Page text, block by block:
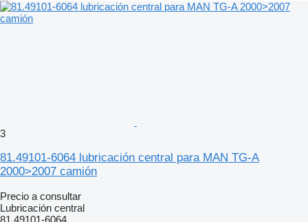
3
81.49101-6064 lubricación central para MAN TG-A
2000>2007 camión
Precio a consultar
Lubricación central
81.49101-6064